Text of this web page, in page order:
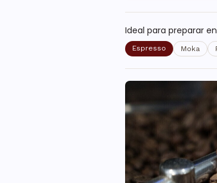
Ideal para preparar en
Espresso Moka